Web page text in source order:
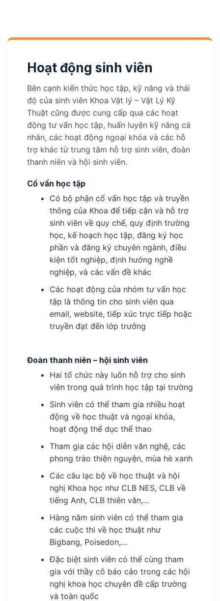
Hoạt động sinh viên
Bên cạnh kiến thức học tập, kỹ năng và thái
độ của sinh viên Khoa Vật lý – Vật Lý Kỹ
Thuật cũng được cung cấp qua các hoạt
động tư vấn học tập, huấn luyện kỹ năng cá
nhân, các hoạt động ngoại khóa và các hỗ
trợ khác từ trung tâm hỗ trợ sinh viên, đoàn
thanh niên và hội sinh viên.
Cố vấn học tập
Có bộ phận cố vấn học tập và truyền
thông của Khoa để tiếp cận và hỗ trợ
sinh viên về quy chế, quy định trường
học, kế hoạch học tập, đăng ký học
phần và đăng ký chuyên ngành, điều
kiện tốt nghiệp, định hướng nghề
nghiệp, và các vấn đề khác
Các hoạt động của nhóm tư vấn học
tập là thông tin cho sinh viên qua
email, website, tiếp xúc trực tiếp hoặc
truyền đạt đến lớp trưởng
Đoàn thanh niên – hội sinh viên
Hai tổ chức này luôn hỗ trợ cho sinh
viên trong quá trình học tập tại trường
Sinh viên có thể tham gia nhiều hoạt
động về học thuật và ngoại khóa,
hoạt động thể dục thể thao
Tham gia các hội diễn văn nghệ, các
phong trào thiện nguyện, mùa hè xanh
Các câu lạc bộ về học thuật và hội
nghị Khoa học như CLB NES, CLB về
tiếng Anh, CLB thiên văn,…
Hàng năm sinh viên có thể tham gia
các cuộc thi về học thuật như
Bigbang, Poisedon,…
Đặc biệt sinh viên có thể cùng tham
gia với thầy cô báo cáo trong các hội
nghị khoa học chuyên đề cấp trường
và toàn quốc